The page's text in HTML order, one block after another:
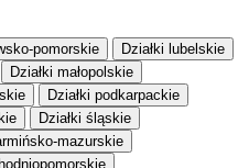
pomorskie
Działki lubelskie
Działki małopolskie
Działki podkarpackie
Działki śląskie
mazurskie